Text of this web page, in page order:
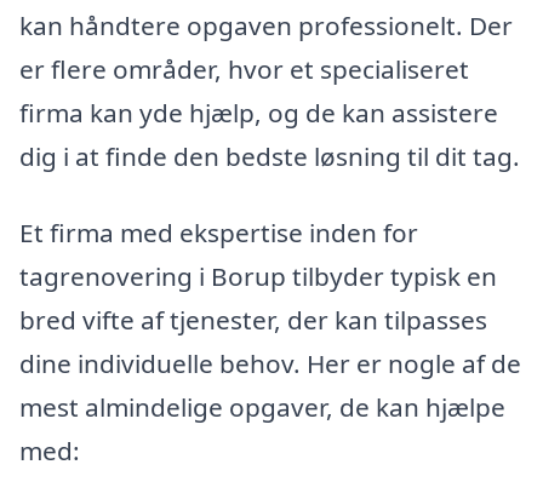
kan håndtere opgaven professionelt. Der
er flere områder, hvor et specialiseret
firma kan yde hjælp, og de kan assistere
dig i at finde den bedste løsning til dit tag.
Et firma med ekspertise inden for
tagrenovering i Borup tilbyder typisk en
bred vifte af tjenester, der kan tilpasses
dine individuelle behov. Her er nogle af de
mest almindelige opgaver, de kan hjælpe
med: